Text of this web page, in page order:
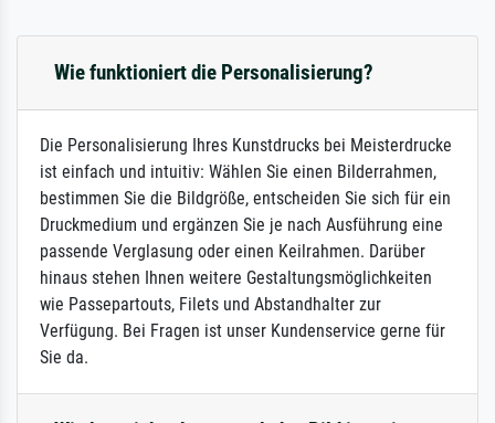
Wie funktioniert die Personalisierung?
Die Personalisierung Ihres Kunstdrucks bei Meisterdrucke
ist einfach und intuitiv: Wählen Sie einen Bilderrahmen,
bestimmen Sie die Bildgröße, entscheiden Sie sich für ein
Druckmedium und ergänzen Sie je nach Ausführung eine
passende Verglasung oder einen Keilrahmen. Darüber
hinaus stehen Ihnen weitere Gestaltungsmöglichkeiten
wie Passepartouts, Filets und Abstandhalter zur
Verfügung. Bei Fragen ist unser Kundenservice gerne für
Sie da.